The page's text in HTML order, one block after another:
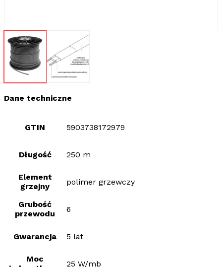
Dane techniczne
GTIN 5903738172979
Długość 250 m
Element
grzejny
polimer grzewczy
Grubość
przewodu
6
Gwarancja 5 lat
Moc
25 W/mb